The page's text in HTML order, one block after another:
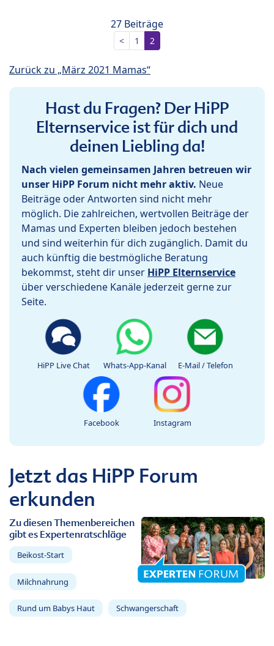
27 Beiträge
< 1 2
Zurück zu „März 2021 Mamas“
Hast du Fragen? Der HiPP
Elternservice ist für dich und
deinen Liebling da!
Nach vielen gemeinsamen Jahren betreuen wir
unser HiPP Forum nicht mehr aktiv. Neue
Beiträge oder Antworten sind nicht mehr
möglich. Die zahlreichen, wertvollen Beiträge der
Mamas und Experten bleiben jedoch bestehen
und sind weiterhin für dich zugänglich. Damit du
auch künftig die bestmögliche Beratung
bekommst, steht dir unser HiPP Elternservice
über verschiedene Kanäle jederzeit gerne zur
Seite.
HiPP Live Chat Whats-App-Kanal E-Mail / Telefon
Facebook Instagram
Jetzt das HiPP Forum
erkunden
Zu diesen Themenbereichen
gibt es Expertenratschläge
Beikost-Start
Milchnahrung
Rund um Babys Haut Schwangerschaft